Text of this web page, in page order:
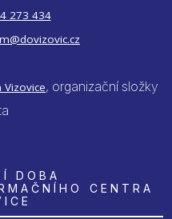
273 434
Vizovice, organizační složky
DOBA
CENTRA